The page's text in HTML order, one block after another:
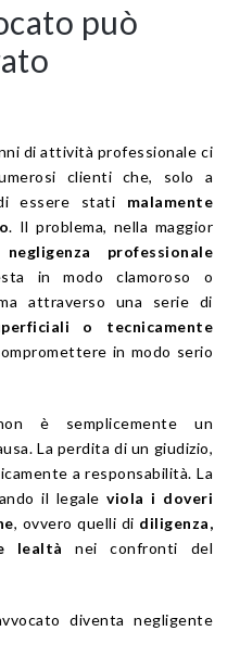
può
di attività professionale ci
clienti che, solo a
essere stati malamente
. Il problema, nella maggior
negligenza professionale
in modo clamoroso o
attraverso una serie di
o tecnicamente
in modo serio
è semplicemente un
La perdita di un giudizio,
a responsabilità. La
il legale viola i doveri
, ovvero quelli di diligenza,
lealtà
nei confronti del
diventa negligente